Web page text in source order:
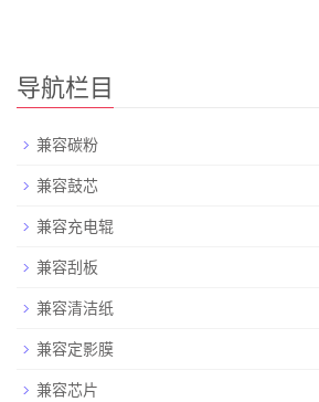
导航栏目
兼容碳粉
兼容鼓芯
兼容充电辊
兼容刮板
兼容清洁纸
兼容定影膜
兼容芯片